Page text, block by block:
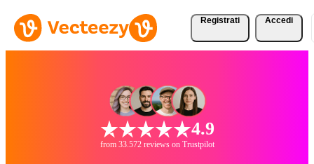
Registrati Accedi
4.9
from 33.572 reviews on Trustpilot